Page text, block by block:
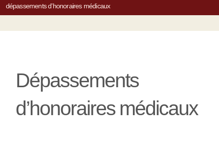
dépassements d’honoraires médicaux
Dépassements
d’honoraires médicaux